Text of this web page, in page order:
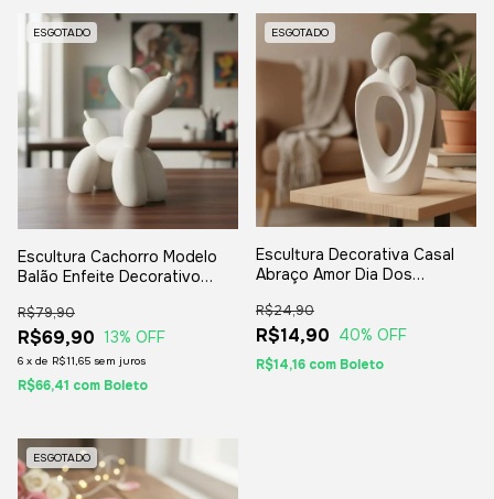
ESGOTADO
Escultura Cachorro Modelo
Balão Enfeite Decorativo
R$69,90
R$79,90
13% OFF
6 x de R$11,65 sem juros
R$66,41 com Boleto
ESGOTADO
Escultura Decorativa Casal
Abraço Amor Dia Dos
R$14,90
R$24,90
40% OFF
R$14,16 com Boleto
ESGOTADO